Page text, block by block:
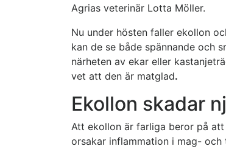
Agrias veterinär Lotta Möller.
Nu under hösten faller ekollon
kan de se både spännande och
närheten av ekar eller
vet att den är matglad.
Ekollon skadar
Att ekollon är farliga beror på
orsakar inflammation i mag- och